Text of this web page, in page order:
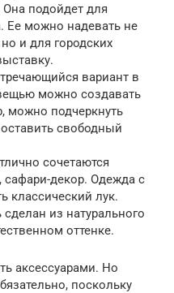
подойдет для
Ее можно надевать не
и для городских
вариант в
можно создавать
можно подчеркнуть
свободный
сочетаются
сафари-декор. Одежда с
классический лук.
из натурального
оттенке.
аксессуарами. Но
поскольку